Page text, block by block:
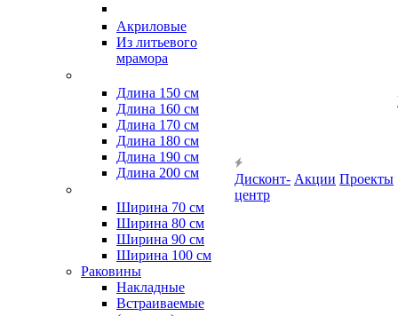
Акриловые
Из литьевого
мрамора
Длина 150 см
Длина 160 см
Длина 170 см
Длина 180 см
Длина 190 см
Длина 200 см
Ширина 70 см
Ширина 80 см
Ширина 90 см
Ширина 100 см
Раковины
Накладные
Встраиваемые
Дисконт-
центр
Акции Проекты